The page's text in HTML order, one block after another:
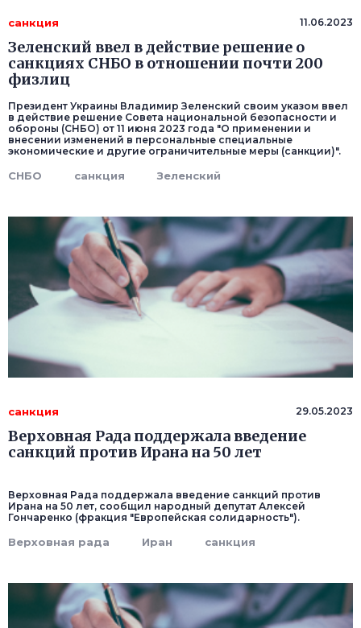
санкция 11.06.2023
Зеленский ввел в действие решение о
санкциях СНБО в отношении почти 200
физлиц
Президент Украины Владимир Зеленский своим указом ввел
в действие решение Совета национальной безопасности и
обороны (СНБО) от 11 июня 2023 года "О применении и
внесении изменений в персональные специальные
экономические и другие ограничительные меры (санкции)".
СНБО санкция Зеленский
санкция 29.05.2023
Верховная Рада поддержала введение
санкций против Ирана на 50 лет
Верховная Рада поддержала введение санкций против
Ирана на 50 лет, сообщил народный депутат Алексей
Гончаренко (фракция "Европейская солидарность").
Верховная рада Иран санкция